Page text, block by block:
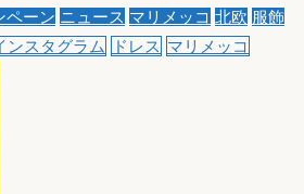
ペーン ニュース マリメッコ 北欧 服飾
ンスタグラム ドレス マリメッコ